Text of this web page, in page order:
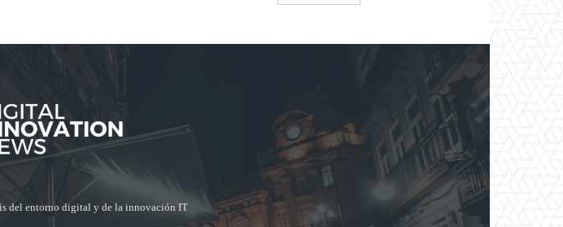
del entorno digital y de la innovación IT